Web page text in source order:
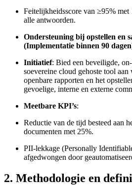
Feitelijkheidsscore van ≥95%
alle antwoorden.
Ondersteuning bij opstellen en
(Implementatie binnen 90
Initiatief: Bied een beveiligde,
soevereine cloud gehoste tool aan
openbare rapporten en het
gevoelige, interne en externe
Meetbare KPI’s:
Reductie van de tijd besteed aan
documenten met 25%.
PII-lekkage (Personally
afgedwongen door
2. Methodologie en